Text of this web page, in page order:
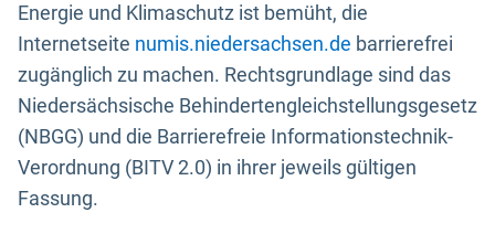
Energie und Klimaschutz ist bemüht, die
Internetseite numis.niedersachsen.de barrierefrei
zugänglich zu machen. Rechtsgrundlage sind das
Niedersächsische Behindertengleichstellungsgesetz
(NBGG) und die Barrierefreie Informationstechnik-
Verordnung (BITV 2.0) in ihrer jeweils gültigen
Fassung.